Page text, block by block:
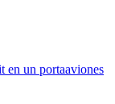
en un portaaviones